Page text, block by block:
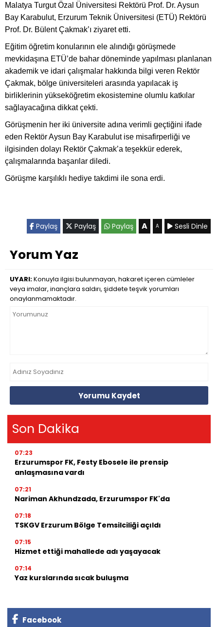
Malatya Turgut Özal Üniversitesi Rektörü Prof. Dr. Aysun
Bay Karabulut, Erzurum Teknik Üniversitesi (ETÜ) Rektörü
Prof. Dr. Bülent Çakmak’ı ziyaret etti.
Eğitim öğretim konularının ele alındığı görüşmede
mevkidaşına ETÜ’de bahar döneminde yapılması planlanan
akademik ve idari çalışmalar hakkında bilgi veren Rektör
Çakmak, bölge üniversiteleri arasında yapılacak iş
birliklerinin yükseköğretim ekosistemine olumlu katkılar
sağlayacağına dikkat çekti.
Görüşmenin her iki üniversite adına verimli geçtiğini ifade
eden Rektör Aysun Bay Karabulut ise misafirperliği ve
ilgisinden dolayı Rektör Çakmak’a teşekkür ederek,
çalışmalarında başarılar diledi.
Görüşme karşılıklı hediye takdimi ile sona erdi.
Paylaş Paylaş Paylaş A A Sesli Dinle
Yorum Yaz
UYARI:Konuyla ilgisi bulunmayan, hakaret içeren cümleler
veya imalar, inançlara saldırı, şiddete teşvik yorumları
onaylanmamaktadır.
Yorumu Kaydet
Son Dakika
07:23
Erzurumspor FK, Festy Ebosele ile prensip
anlaşmasına vardı
07:21
Nariman Akhundzada, Erzurumspor FK'da
07:18
TSKGV Erzurum Bölge Temsilciliği açıldı
07:15
Hizmet ettiği mahallede adı yaşayacak
07:14
Yaz kurslarında sıcak buluşma
Facebook